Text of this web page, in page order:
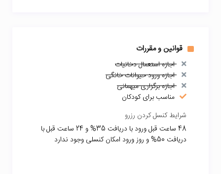
قوانین و مقررات
اجازه استعمال دخانیات
اجازه ورود حیوانات خانگی
اجازه برگزاری میهمانی
مناسب برای کودکان
شرایط کنسل کردن رزرو
48 ساعت قبل ورود با دریافت 35% و 24 ساعت قبل با
دریافت 50% و روز ورود امکان کنسلی وجود ندارد